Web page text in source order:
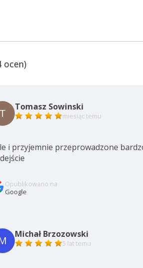
T Tomasz Sowinski
miesiąc temu
i przyjemnie przeprowadzone
Opublikowano na
Google
Michał Brzozowski
5 lat temu